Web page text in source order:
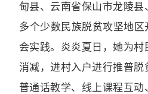
甸县、云南省保山市龙陵
多个少数民族脱贫攻坚地区
会实践。炎炎夏日，她为
消减，进村入户进行推普
普通话教学、线上课程互